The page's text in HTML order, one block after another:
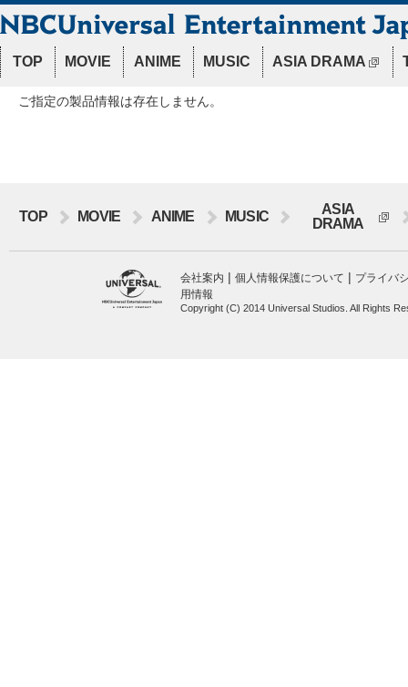
TOP MOVIE ANIME MUSIC ASIA DRAMA
ご指定の製品情報は存在しません。
TOP MOVIE ANIME MUSIC
ASIA
DRAMA
会社案内 | 個人情報保護について | プライバ
用情報
Copyright (C) 2014 Universal Studios. All Rights